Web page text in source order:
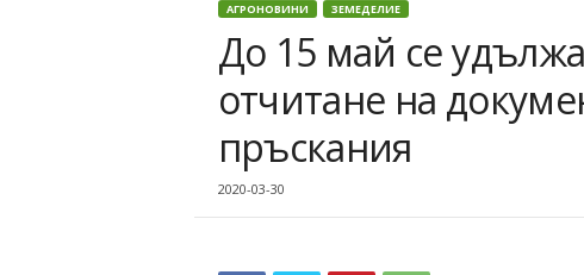
АГРОНОВИНИ ЗЕМЕДЕЛИЕ
До 15 май се
отчитане на
пръскания
2020-03-30